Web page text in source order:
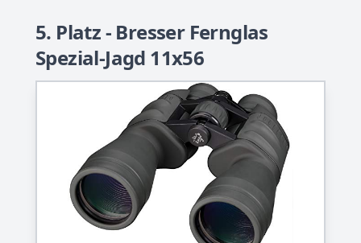
5. Platz - Bresser Fernglas
Spezial-Jagd 11x56